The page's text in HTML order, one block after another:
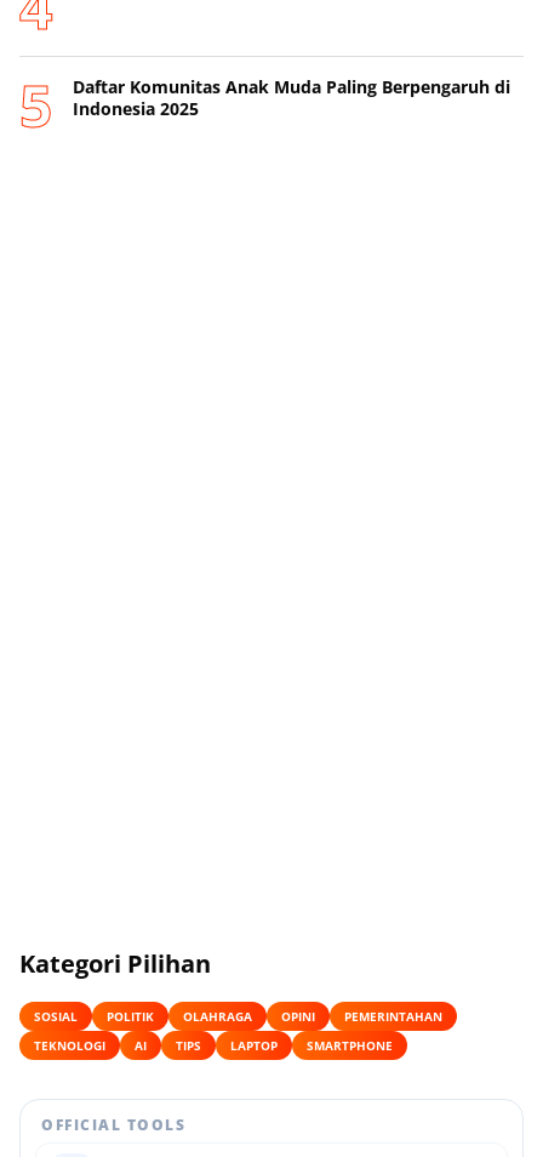
Daftar Komunitas Anak Muda Paling Berpengaruh di
Indonesia 2025
Kategori Pilihan
SOSIAL POLITIK OLAHRAGA OPINI
PEMERINTAHAN
TEKNOLOGI
AI TIPS LAPTOP SMARTPHONE
OFFICIAL TOOLS